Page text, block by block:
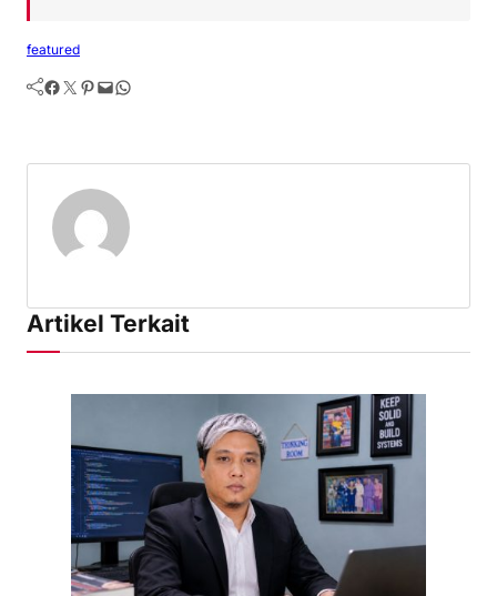
featured
Facebook Twitter Pinterest Mail WhatsApp
Artikel Terkait